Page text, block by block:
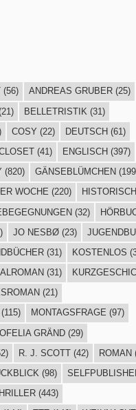
(56) ANDREAS GRUBER(25)
BELLETRISTIK (31)
COSY (22) DEUTSCH (61)
(41) ENGLISCH (397)
(820) GÄNSEBLÜMCHEN
WOCHE (220) HISTORISCH
(32)
JO NESBØ(23)
(31) KOSTENLOS
(31)
(21)
MONTAGSFRAGE (97)
OFELIA GRÄND(29)
R. J. SCOTT(42) ROMAN
(98)
(443)